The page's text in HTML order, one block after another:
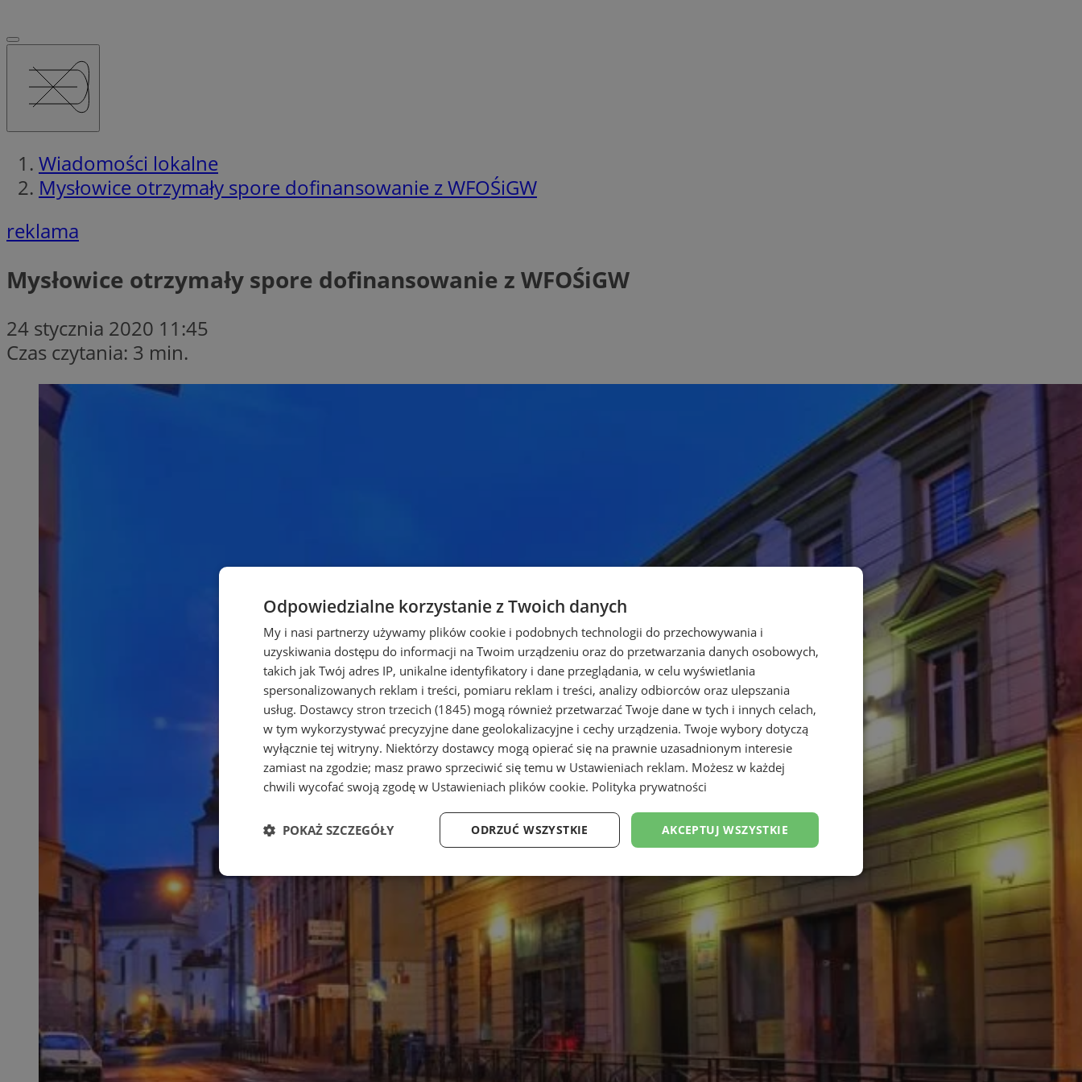
Wiadomości lokalne
Mysłowice otrzymały spore dofinansowanie z WFOŚiGW
reklama
Mysłowice otrzymały spore dofinansowanie z WFOŚiGW
24 stycznia 2020 11:45
Czas czytania: 3 min.
Odpowiedzialne korzystanie z Twoich danych
My i nasi partnerzy używamy plików cookie i podobnych technologii do przechowywania i
uzyskiwania dostępu do informacji na Twoim urządzeniu oraz do przetwarzania danych osobowych,
takich jak Twój adres IP, unikalne identyfikatory i dane przeglądania, w celu wyświetlania
spersonalizowanych reklam i treści, pomiaru reklam i treści, analizy odbiorców oraz ulepszania
usług. Dostawcy stron trzecich (1845) mogą również przetwarzać Twoje dane w tych i innych celach,
w tym wykorzystywać precyzyjne dane geolokalizacyjne i cechy urządzenia. Twoje wybory dotyczą
wyłącznie tej witryny. Niektórzy dostawcy mogą opierać się na prawnie uzasadnionym interesie
zamiast na zgodzie; masz prawo sprzeciwić się temu w Ustawieniach reklam. Możesz w każdej
chwili wycofać swoją zgodę w Ustawieniach plików cookie. Polityka prywatności
AKCEPTUJ WSZYSTKIE
ODRZUĆ WSZYSTKIE
POKAŻ SZCZEGÓŁY
Niezbędne Wydajność Targetowanie Funkcjonalność Niesklasyfikowane
Niezbędne Niesklasyfikowane
Niezbędne pliki cookie umożliwiają korzystanie z podstawowych funkcji strony internetowej, takich jak logowanie użytkownika i
zarządzanie kontem. Bez niezbędnych plików cookie nie można prawidłowo korzystać ze strony internetowej.
Nazwa Provider Domena
Okres
przechowywania
Opis